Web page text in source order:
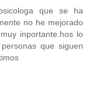
que se ha
no he mejorado
inportante.hos lo
que siguen